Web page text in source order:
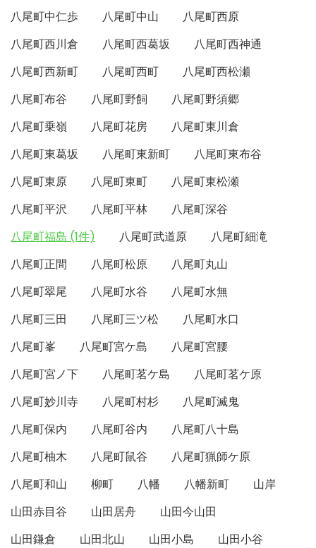
八尾町中仁歩
八尾町中山
八尾町西原
八尾町西川倉
八尾町西葛坂
八尾町西神通
八尾町西新町
八尾町西町
八尾町西松瀬
八尾町布谷
八尾町野飼
八尾町野須郷
八尾町乗嶺
八尾町花房
八尾町東川倉
八尾町東葛坂
八尾町東新町
八尾町東布谷
八尾町東原
八尾町東町
八尾町東松瀬
八尾町平沢
八尾町平林
八尾町深谷
八尾町福島 (1件)
八尾町武道原
八尾町細滝
八尾町正間
八尾町松原
八尾町丸山
八尾町翠尾
八尾町水谷
八尾町水無
八尾町三田
八尾町三ツ松
八尾町水口
八尾町峯
八尾町宮ケ島
八尾町宮腰
八尾町宮ノ下
八尾町茗ケ島
八尾町茗ケ原
八尾町妙川寺
八尾町村杉
八尾町滅鬼
八尾町保内
八尾町谷内
八尾町八十島
八尾町柚木
八尾町鼠谷
八尾町猟師ケ原
八尾町和山
柳町 八幡 八幡新町
山岸
山田赤目谷
山田居舟
山田今山田
山田鎌倉
山田北山 山田小島
山田小谷